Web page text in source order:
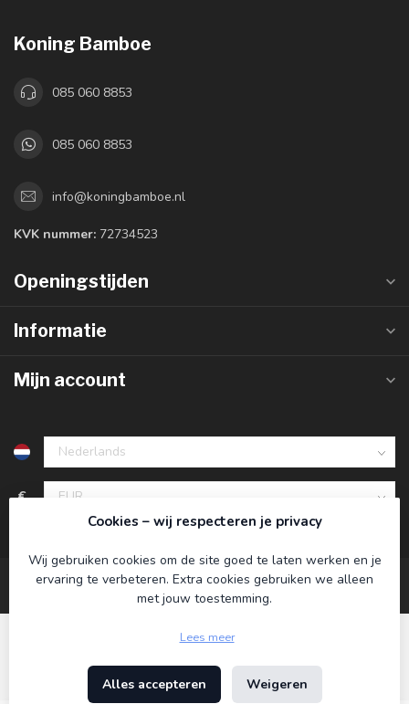
Koning Bamboe
085 060 8853
085 060 8853
info@koningbamboe.nl
KVK nummer: 72734523
Openingstijden
Informatie
Mijn account
€
© Copyright 2026 Koning Bamboe - Powered by
Cookies – wij respecteren je privacy
Wij gebruiken cookies om de site goed te laten werken en je
ervaring te verbeteren. Extra cookies gebruiken we alleen
met jouw toestemming.
Lees meer
Alles accepteren Weigeren